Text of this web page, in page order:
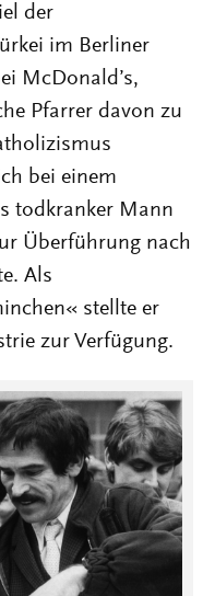
der
im Berliner
McDonald’s,
Pfarrer davon zu
bei einem
todkranker Mann
Überführung nach
Als
stellte er
zur Verfügung.